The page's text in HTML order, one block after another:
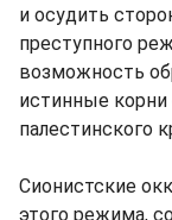
и осудить
преступного
возможность
истинные корни
палестинского
Сионистские
этого режима,